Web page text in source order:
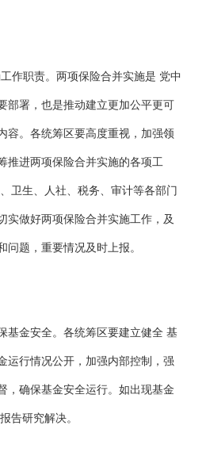
作职责。两项保险合并实施是 党中
部署，也是推动建立更加公平更可
容。各统筹区要高度重视，加强领
推进两项保险合并实施的各项工
卫生、人社、税务、审计等各部门
实做好两项保险合并实施工作，及
问题，重要情况及时上报。
基金安全。各统筹区要建立健全 基
运行情况公开，加强内部控制，强
，确保基金安全运行。如出现基金
告研究解决。